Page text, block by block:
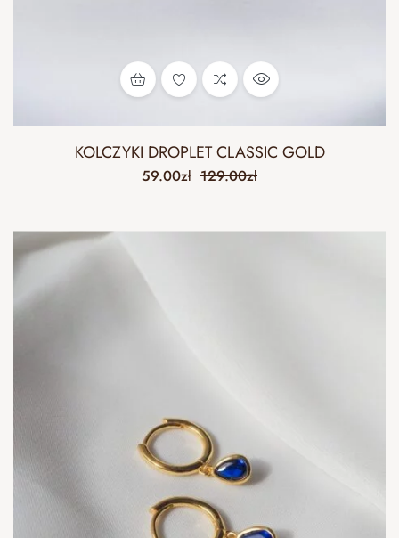
KOLCZYKI DROPLET CLASSIC GOLD
129.00zł
59.00zł